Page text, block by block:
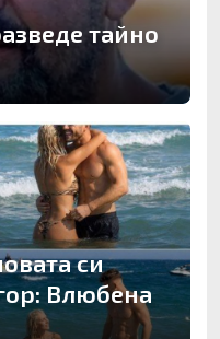
тайно
си
Влюбена